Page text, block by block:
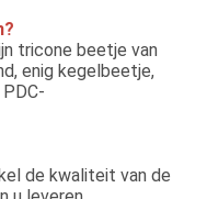
tricone beetje van
enig kegelbeetje,
de kwaliteit van de